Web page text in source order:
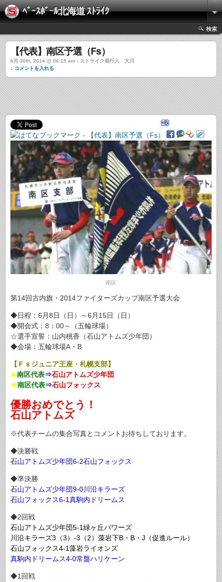
ﾍﾞｰｽﾎﾞｰﾙ北海道 ｽﾄﾗｲｸ
検索
【代表】南区予選（Fs）
6月 30th, 2014 @ 06:15 am › ストライク発行人 大川
↓ コメントを入れる
南区
第14回古内旗・2014ファイターズカップ南区予選大会
◆日程：6月8日（日）～6月15日（日）
◆開会式：8：00～（五輪球場）
☆選手宣誓：山内桃香（石山アトムズ少年団）
◆会場：五輪球場A・B
【Ｆｓジュニア王座・札幌支部】
★南区代表⇒石山アトムズ少年団
★南区代表⇒石山フォックス
優勝おめでとう！
石山アトムズ
※代表チームの集合写真とコメントお待ちしております。
◆決勝戦
石山アトムズ少年団6-2石山フォックス
◆準決勝
石山アトムズ少年団9-0川沿キラーズ
石山フォックス6-1真駒内ドリームス
◆2回戦
石山アトムズ少年団5-1緑ヶ丘パワーズ
川沿キラーズ3（3）-3（2）藻岩下B・B・J（促進ルール）
石山フォックス4-1藻岩ライオンズ
真駒内ドリームス4-0常盤ハリケーン
◆1回戦